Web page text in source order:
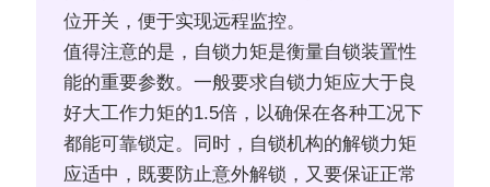
位开关，便于实现远程监控。
值得注意的是，自锁力矩是衡量自锁装置性
能的重要参数。一般要求自锁力矩应大于良
好大工作力矩的1.5倍，以确保在各种工况下
都能可靠锁定。同时，自锁机构的解锁力矩
应适中，既要防止意外解锁，又要保证正常